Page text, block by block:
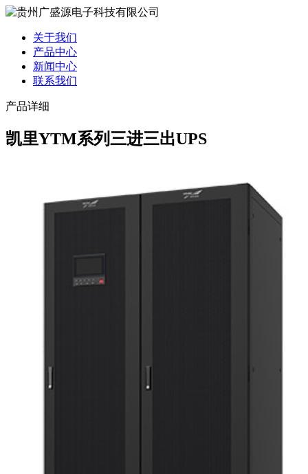
关于我们
产品中心
新闻中心
联系我们
产品详细
凯里YTM系列三进三出UPS